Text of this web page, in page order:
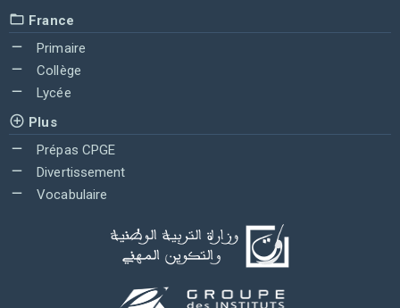
France
Primaire
Collège
Lycée
Plus
Prépas CPGE
Divertissement
Vocabulaire